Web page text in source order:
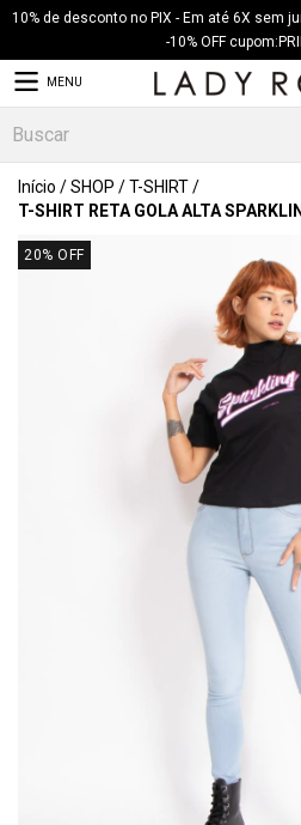
10% de desconto no PIX - Em até 6X sem
-10% OFF
MENU
Início /SHOP /T-SHIRT/
T-SHIRT RETA GOLA ALTA
20% OFF